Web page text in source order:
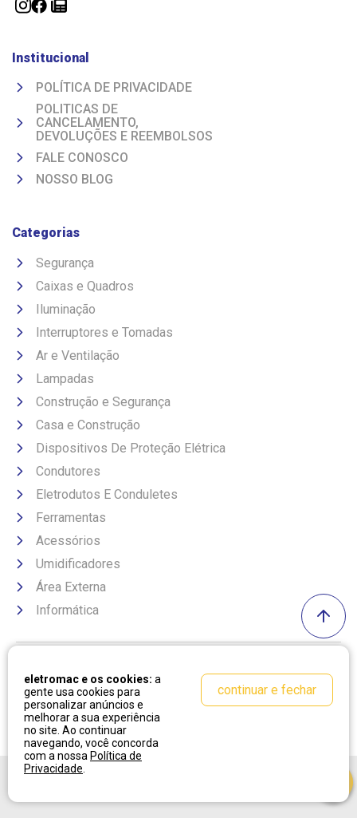
Institucional
POLÍTICA DE PRIVACIDADE
POLITICAS DE
CANCELAMENTO,
DEVOLUÇÕES E REEMBOLSOS
FALE CONOSCO
NOSSO BLOG
Categorias
Segurança
Caixas e Quadros
Iluminação
Interruptores e Tomadas
Ar e Ventilação
Lampadas
Construção e Segurança
Casa e Construção
Dispositivos De Proteção Elétrica
Condutores
Eletrodutos E Conduletes
Ferramentas
Acessórios
Umidificadores
Área Externa
Informática
eletromac e os cookies: a
gente usa cookies para
personalizar anúncios e
melhorar a sua experiência
no site. Ao continuar
navegando, você concorda
com a nossa Política de
Privacidade
continuar e fechar